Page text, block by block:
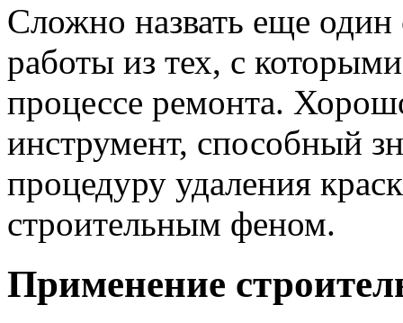
Сложно назвать еще
работы из тех, с
процессе ремонта.
инструмент, способный
процедуру удаления
строительным феном.
Применение